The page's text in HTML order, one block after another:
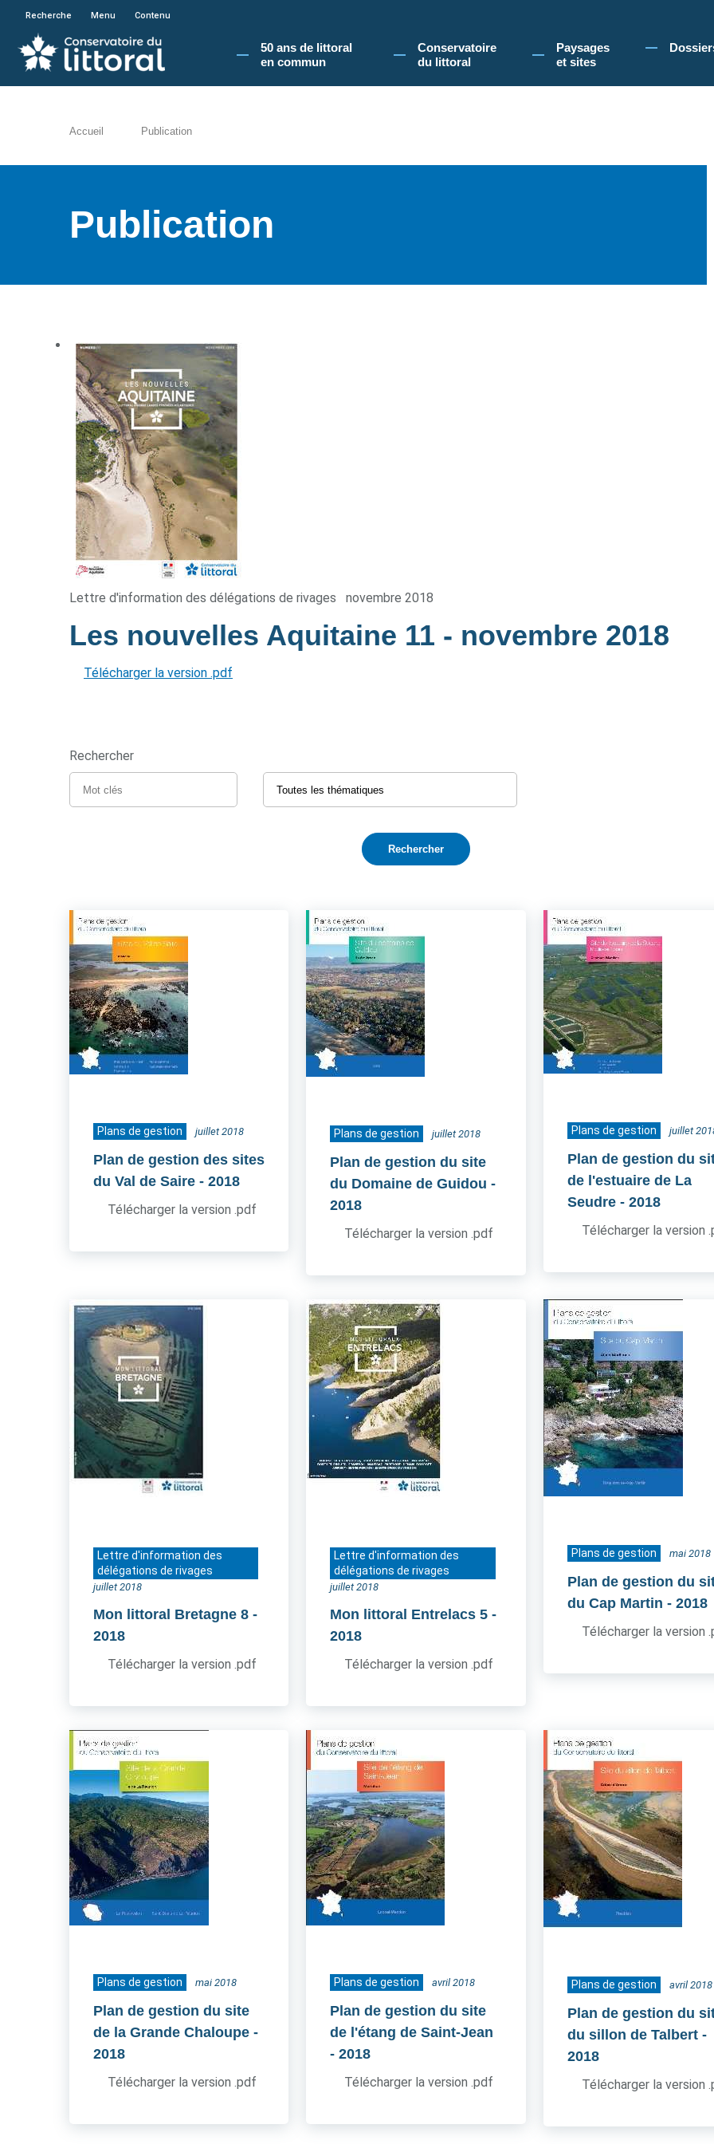
En poursuivant votre navigation sur le site du Conservatoire du littoral, vous acceptez l'utilisation de cookies pour vous
Recherche Menu Contenu
50 ans de littoral
en commun​
Conservatoire
du littoral
Paysages
et sites
Accueil Publication
Publication
Lettre d'information des délégations de rivages novembre 2018
Les nouvelles Aquitaine 11 - novembre 2018
Télécharger la version .pdf
Rechercher
Plans de gestion juillet 2018
Plan de gestion des sites
du Val de Saire - 2018
Télécharger la version .pdf
Plans de gestion juillet 2018
Plan de gestion du site
du Domaine de Guidou -
2018
Télécharger la version .pdf
Plans de gestion juillet
Plan de gestion du
de l'estuaire de La
Seudre - 2018
Télécharger la version
Lettre d'information des
délégations de rivages
juillet 2018
Mon littoral Bretagne 8 -
2018
Télécharger la version .pdf
Lettre d'information des
délégations de rivages
juillet 2018
Mon littoral Entrelacs 5 -
2018
Télécharger la version .pdf
Plans de gestion mai 2018
Plan de gestion du
du Cap Martin - 2018
Télécharger la version
Plans de gestion mai 2018
Plan de gestion du site
de la Grande Chaloupe -
2018
Télécharger la version .pdf
Plans de gestion avril 2018
Plan de gestion du site
de l'étang de Saint-Jean
- 2018
Télécharger la version .pdf
Plans de gestion avril 2018
Plan de gestion du
du sillon de Talbert -
2018
Télécharger la version